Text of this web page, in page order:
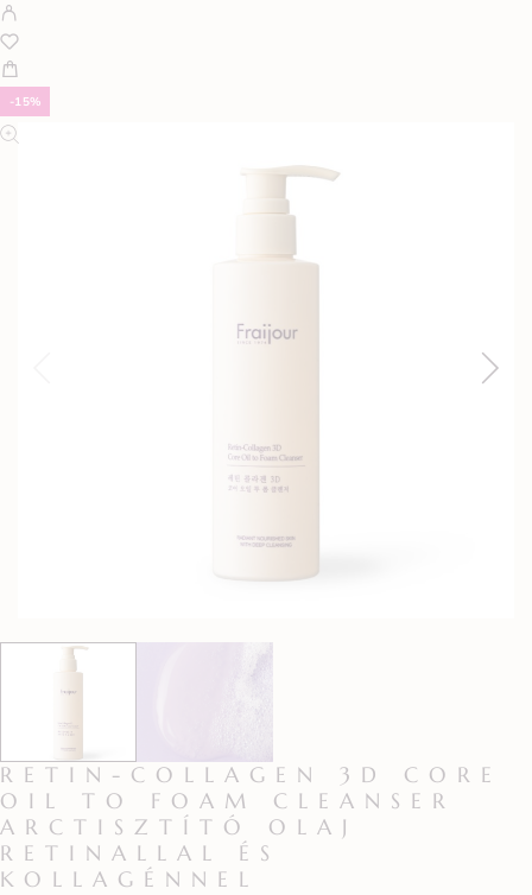
-15%
RETIN-COLLAGEN 3D CORE
OIL TO FOAM CLEANSER
ARCTISZTÍTÓ OLAJ
RETINALLAL ÉS
KOLLAGÉNNEL